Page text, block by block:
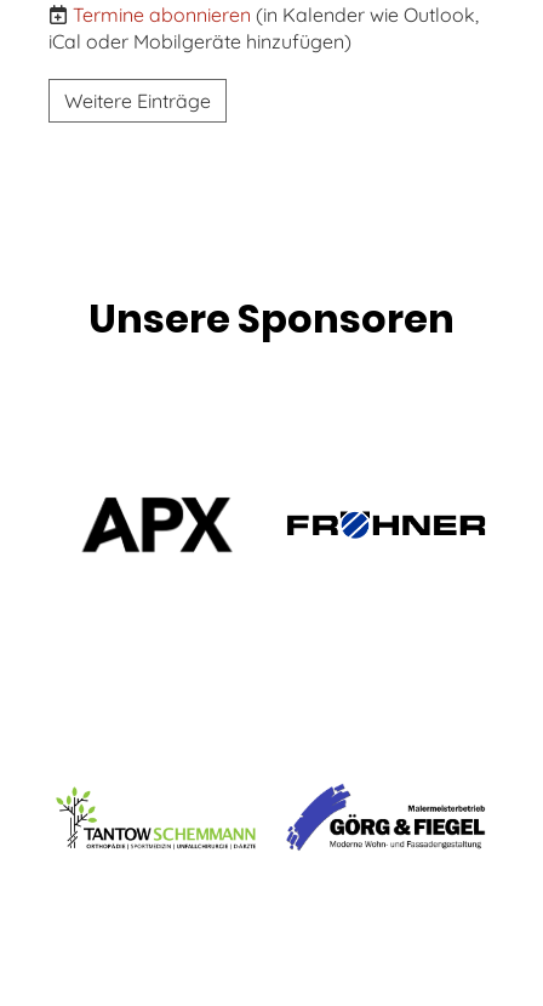
Termine abonnieren (in Kalender wie Outlook,
iCal oder Mobilgeräte hinzufügen)
Weitere Einträge
Unsere Sponsoren